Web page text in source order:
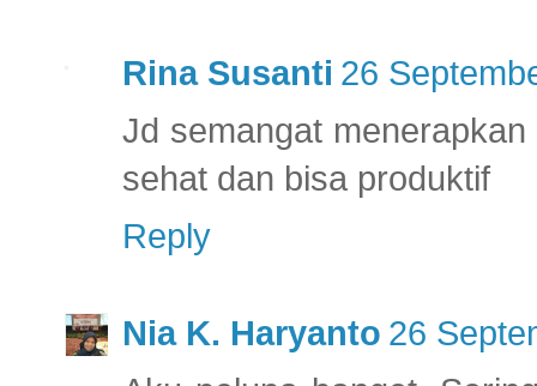
Rina Susanti 26
Jd semangat
sehat dan bisa produktif
Reply
Nia K. Haryanto 26